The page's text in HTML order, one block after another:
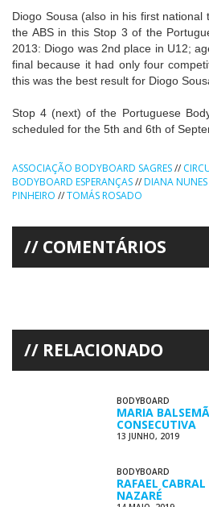
Diogo Sousa (also in his first
the ABS in this Stop 3 of the
2013: Diogo was 2nd place in U12;
final because it had only four
this was the best result for Diogo
Stop 4 (next) of the Portuguese
scheduled for the 5th and 6th of
ASSOCIAÇÃO BODYBOARD SAGRES//
BODYBOARD ESPERANÇAS//DIANA NUNES
PINHEIRO //TOMÁS ROSADO
COMENTÁRIOS
RELACIONADO
BODYBOARD
MARIA
CONSECUTIVA
13 JUNHO, 2019
BODYBOARD
RAFAEL
NAZARÉ